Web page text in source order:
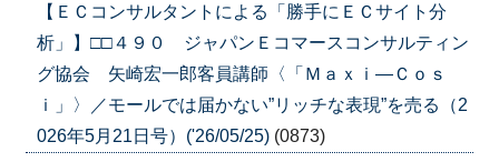
【ＥＣコンサルタントによる「勝手にＥＣサイト分
析」】□□４９０ ジャパンＥコマースコンサルティン
グ協会 矢崎宏一郎客員講師〈「Ｍａｘｉ―Ｃｏｓ
ｉ」〉／モールでは届かない”リッチな表現”を売る（2
026年5月21日号）('26/05/25) (0873)